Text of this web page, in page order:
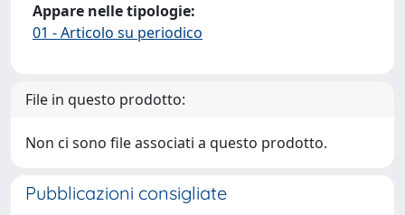
Appare nelle tipologie:
01 - Articolo su periodico
File in questo prodotto:
Non ci sono file associati a questo prodotto.
Pubblicazioni consigliate